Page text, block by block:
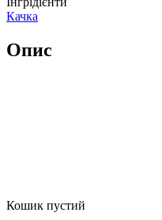
Качка
Опис
Кошик пустий